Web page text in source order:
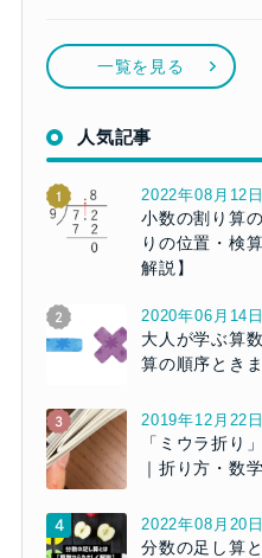
一覧を見る
人気記事
2022年08月12日
小数の割り算
りの位置・検
解説】
2020年06月14日
大人が学ぶ算
算の順序とき
2019年12月22日
「ミウラ折り
｜折り方・数
2022年08月20日
分数の足し算